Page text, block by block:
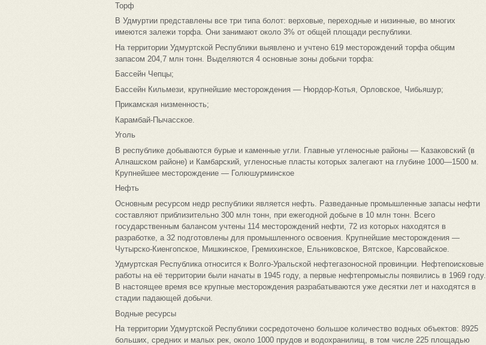
Торф
В Удмуртии представлены все три типа болот: верховые, переходные и низинные, во многих
имеются залежи торфа. Они занимают около 3% от общей площади республики.
На территории Удмуртской Республики выявлено и учтено 619 месторождений торфа общим
запасом 204,7 млн тонн. Выделяются 4 основные зоны добычи торфа:
Бассейн Чепцы;
Бассейн Кильмези, крупнейшие месторождения — Нюрдор-Котья, Орловское, Чибьяшур;
Прикамская низменность;
Карамбай-Пычасское.
Уголь
В республике добываются бурые и каменные угли. Главные угленосные районы — Казаковский (в
Алнашском районе) и Камбарский, угленосные пласты которых залегают на глубине 1000—1500 м.
Крупнейшее месторождение — Голюшурминское
Нефть
Основным ресурсом недр республики является нефть. Разведанные промышленные запасы нефти
составляют приблизительно 300 млн тонн, при ежегодной добыче в 10 млн тонн. Всего
государственным балансом учтены 114 месторождений нефти, 72 из которых находятся в
разработке, а 32 подготовлены для промышленного освоения. Крупнейшие месторождения —
Чутырско-Киенгопское, Мишкинское, Гремихинское, Ельниковское, Вятское, Карсовайское.
Удмуртская Республика относится к Волго-Уральской нефтегазоносной провинции. Нефтепоисковые
работы на её территории были начаты в 1945 году, а первые нефтепромыслы появились в 1969 году.
В настоящее время все крупные месторождения разрабатываются уже десятки лет и находятся в
стадии падающей добычи.
Водные ресурсы
На территории Удмуртской Республики сосредоточено большое количество водных объектов: 8925
больших, средних и малых рек, около 1000 прудов и водохранилищ, в том числе 225 площадью